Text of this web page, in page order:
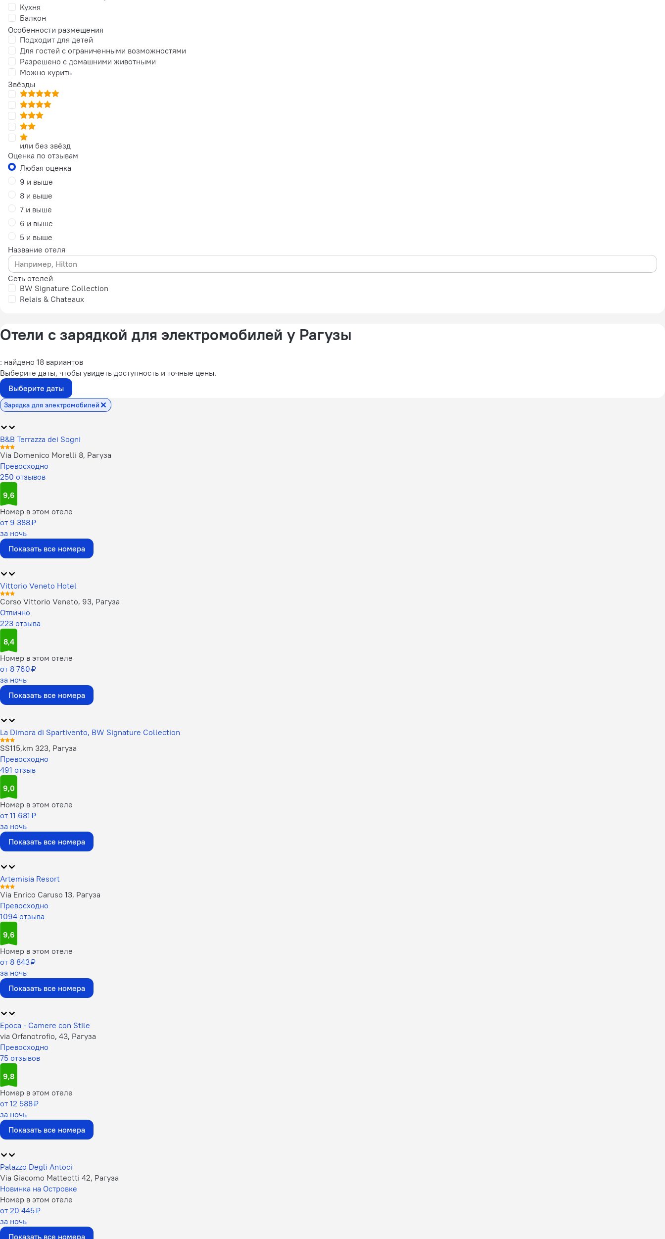
Кухня
Балкон
Особенности размещения
Подходит для детей
Для гостей с ограниченными возможностями
Разрешено с домашними животными
Можно курить
Звёзды
или без звёзд
Оценка по отзывам
Любая оценка
9 и выше
8 и выше
7 и выше
6 и выше
5 и выше
Название отеля
Сеть отелей
BW Signature Collection
Relais & Chateaux
Отели с зарядкой для электромобилей у Рагузы
: найдено 18 вариантов
Выберите даты, чтобы увидеть доступность и точные цены.
Выберите даты
Зарядка для электромобилей
B&B Terrazza dei Sogni
Via Domenico Morelli 8, Рагуза
Превосходно
250 отзывов
9,6
Номер в этом отеле
от 9 388 ₽
за ночь
Показать все номера
Vittorio Veneto Hotel
Corso Vittorio Veneto, 93, Рагуза
Отлично
223 отзыва
8,4
Номер в этом отеле
от 8 760 ₽
за ночь
Показать все номера
La Dimora di Spartivento, BW Signature Collection
SS115,km 323, Рагуза
Превосходно
491 отзыв
9,0
Номер в этом отеле
от 11 681 ₽
за ночь
Показать все номера
Artemisia Resort
Via Enrico Caruso 13, Рагуза
Превосходно
1094 отзыва
9,6
Номер в этом отеле
от 8 843 ₽
за ночь
Показать все номера
Epoca - Camere con Stile
via Orfanotrofio, 43, Рагуза
Превосходно
75 отзывов
9,8
Номер в этом отеле
от 12 588 ₽
за ночь
Показать все номера
Palazzo Degli Antoci
Via Giacomo Matteotti 42, Рагуза
Новинка на Островке
Номер в этом отеле
от 20 445 ₽
за ночь
Показать все номера